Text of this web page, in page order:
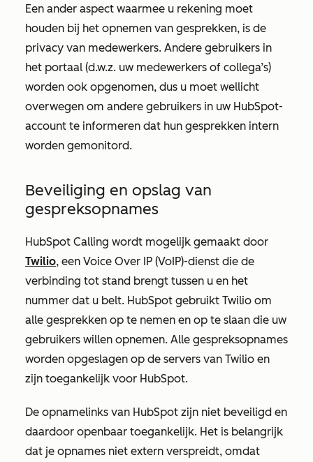
Een ander aspect waarmee u rekening moet
houden bij het opnemen van gesprekken, is de
privacy van medewerkers. Andere gebruikers in
het portaal (d.w.z. uw medewerkers of collega’s)
worden ook opgenomen, dus u moet wellicht
overwegen om andere gebruikers in uw HubSpot-
account te informeren dat hun gesprekken intern
worden gemonitord.
Beveiliging en opslag van
gespreksopnames
HubSpot Calling wordt mogelijk gemaakt door
Twilio, een Voice Over IP (VoIP)-dienst die de
verbinding tot stand brengt tussen u en het
nummer dat u belt. HubSpot gebruikt Twilio om
alle gesprekken op te nemen en op te slaan die uw
gebruikers willen opnemen. Alle gespreksopnames
worden opgeslagen op de servers van Twilio en
zijn toegankelijk voor HubSpot.
De opnamelinks van HubSpot zijn niet beveiligd en
daardoor openbaar toegankelijk. Het is belangrijk
dat je opnames niet extern verspreidt, omdat